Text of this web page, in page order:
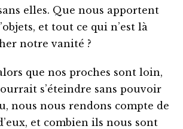
elles. Que nous apportent
et tout ce qui n’est là
notre vanité ?
que nos proches sont loin,
s’éteindre sans pouvoir
nous nous rendons compte de
et combien ils nous sont